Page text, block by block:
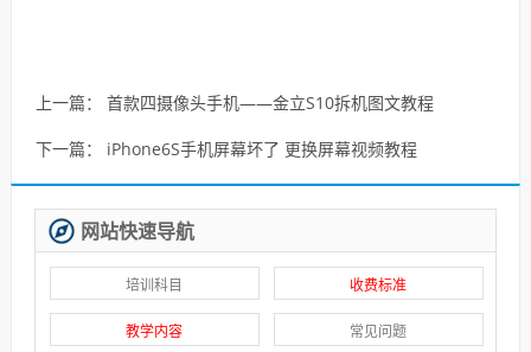
上一篇： 首款四摄像头手机——金立S10拆机图文教程
下一篇： iPhone6S手机屏幕坏了 更换屏幕视频教程
网站快速导航
培训科目 收费标准
教学内容 常见问题